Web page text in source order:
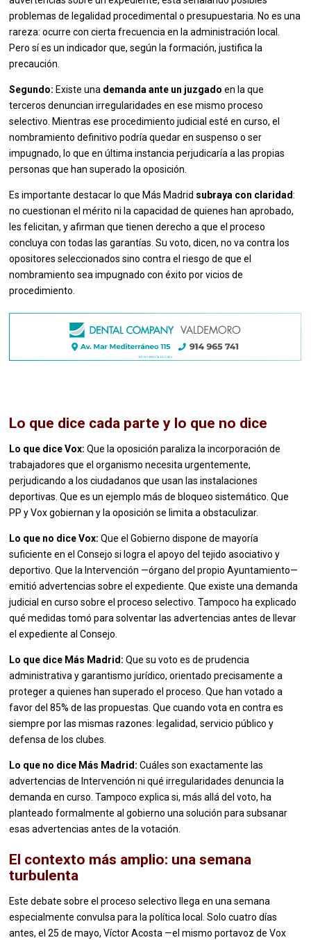
problemas de legalidad procedimental o presupuestaria. No es una
rareza: ocurre con cierta frecuencia en la administración local.
Pero sí es un indicador que, según la formación, justifica la
precaución.
Segundo: Existe una demanda ante un juzgado en la que
terceros denuncian irregularidades en ese mismo proceso
selectivo. Mientras ese procedimiento judicial esté en curso, el
nombramiento definitivo podría quedar en suspenso o ser
impugnado, lo que en última instancia perjudicaría a las propias
personas que han superado la oposición.
Es importante destacar lo que Más Madrid subraya con claridad:
no cuestionan el mérito ni la capacidad de quienes han aprobado,
les felicitan, y afirman que tienen derecho a que el proceso
concluya con todas las garantías. Su voto, dicen, no va contra los
opositores seleccionados sino contra el riesgo de que el
nombramiento sea impugnado con éxito por vicios de
procedimiento.
Lo que dice cada parte y lo que no dice
Lo que dice Vox: Que la oposición paraliza la incorporación de
trabajadores que el organismo necesita urgentemente,
perjudicando a los ciudadanos que usan las instalaciones
deportivas. Que es un ejemplo más de bloqueo sistemático. Que
PP y Vox gobiernan y la oposición se limita a obstaculizar.
Lo que no dice Vox: Que el Gobierno dispone de mayoría
suficiente en el Consejo si logra el apoyo del tejido asociativo y
deportivo. Que la Intervención —órgano del propio Ayuntamiento—
emitió advertencias sobre el expediente. Que existe una demanda
judicial en curso sobre el proceso selectivo. Tampoco ha explicado
qué medidas tomó para solventar las advertencias antes de llevar
el expediente al Consejo.
Lo que dice Más Madrid: Que su voto es de prudencia
administrativa y garantismo jurídico, orientado precisamente a
proteger a quienes han superado el proceso. Que han votado a
favor del 85% de las propuestas. Que cuando vota en contra es
siempre por las mismas razones: legalidad, servicio público y
defensa de los clubes.
Lo que no dice Más Madrid: Cuáles son exactamente las
advertencias de Intervención ni qué irregularidades denuncia la
demanda en curso. Tampoco explica si, más allá del voto, ha
planteado formalmente al gobierno una solución para subsanar
esas advertencias antes de la votación.
El contexto más amplio: una semana
turbulenta
Este debate sobre el proceso selectivo llega en una semana
especialmente convulsa para la política local. Solo cuatro días
antes, el 25 de mayo, Víctor Acosta —el mismo portavoz de Vox